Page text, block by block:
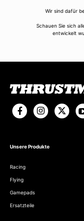
Wir sind dafür
Schauen Sie sich
entwickelt
Unsere Produkte
Racing
Flying
Gamepads
Ersatzteile